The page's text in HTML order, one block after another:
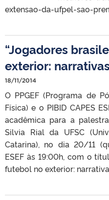
extensao-da-ufpel-sao-
“Jogadores
exterior:
18/11/2014
O PPGEF (Programa de
Física) e o PIBID CAPES
acadêmica para a
Silvia Rial da UFSC
Catarina), no dia 20/11
ESEF às 19:00h, com o
futebol no exterior: